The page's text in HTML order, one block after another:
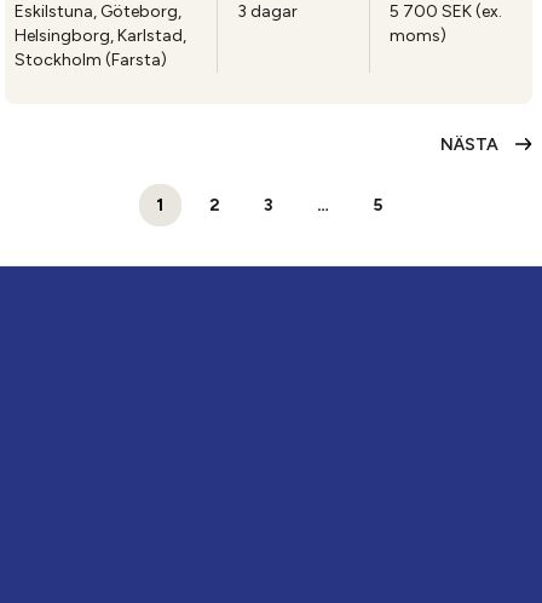
Eskilstuna, Göteborg,
Helsingborg, Karlstad,
Stockholm (Farsta)
3 dagar
5 700 SEK (ex.
moms)
1 2 3 … 5
NÄSTA